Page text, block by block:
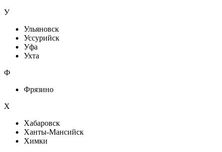
У
Ульяновск
Уссурийск
Уфа
Ухта
Ф
Фрязино
Х
Хабаровск
Ханты-Мансийск
Химки